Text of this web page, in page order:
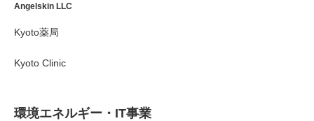
Angelskin LLC
Kyoto薬局
Kyoto Clinic
環境エネルギー・IT事業